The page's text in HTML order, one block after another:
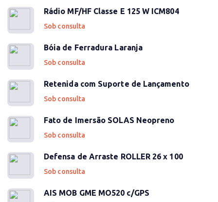
Rádio MF/HF Classe E 125 W ICM804
Sob consulta
Bóia de Ferradura Laranja
Sob consulta
Retenida com Suporte de Lançamento
Sob consulta
Fato de Imersão SOLAS Neopreno
Sob consulta
Defensa de Arraste ROLLER 26 x 100
Sob consulta
AIS MOB GME MO520 c/GPS